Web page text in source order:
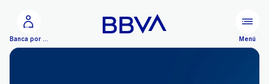
Banca por Internet Menú